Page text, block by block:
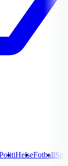
HelseFotball